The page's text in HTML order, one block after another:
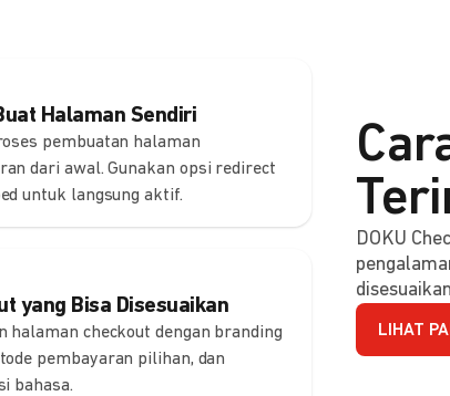
Halaman Sendiri
pembuatan halaman
dari awal. Gunakan opsi redirect
untuk langsung aktif.
yang Bisa Disesuaikan
halaman checkout dengan branding
pembayaran pilihan, dan
bahasa.
DOKU
LIHAT